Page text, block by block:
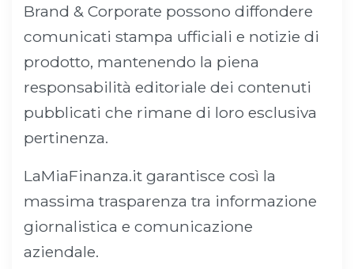
Brand & Corporate possono diffondere
comunicati stampa ufficiali e notizie di
prodotto, mantenendo la piena
responsabilità editoriale dei contenuti
pubblicati che rimane di loro esclusiva
pertinenza.
LaMiaFinanza.it garantisce così la
massima trasparenza tra informazione
giornalistica e comunicazione
aziendale.